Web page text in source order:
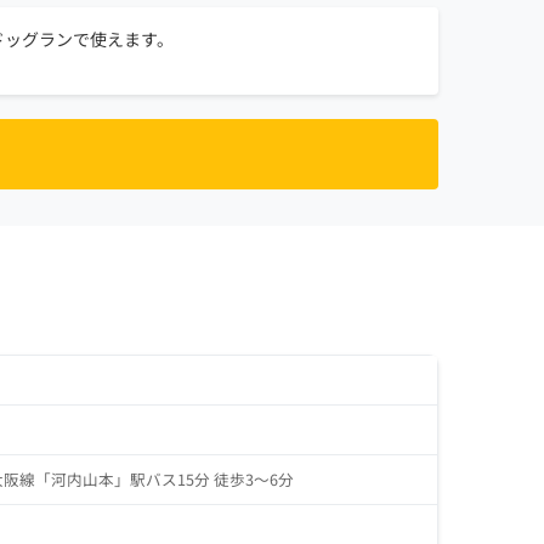
グランで使えます。
線「河内山本」駅バス15分 徒歩3～6分